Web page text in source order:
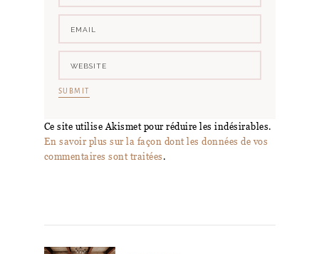
Ce site utilise Akismet pour réduire les indésirables.
En savoir plus sur la façon dont les données de vos
commentaires sont traitées.